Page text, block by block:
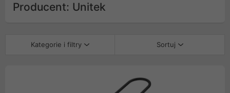
Producent: Unitek
Kategorie i filtry Sortuj